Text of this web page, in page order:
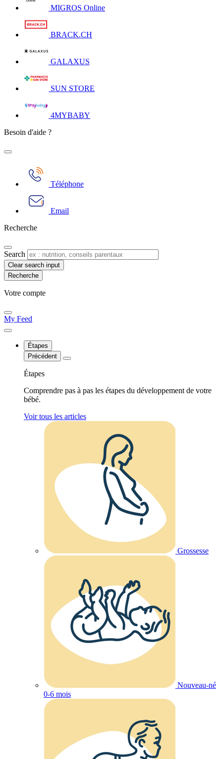
MIGROS Online
BRACK.CH
GALAXUS
SUN STORE
4MYBABY
Besoin d'aide ?
Téléphone
Email
Recherche
Search
Clear search input
Votre compte​
My Feed
Étapes
Précédent
Étapes
Comprendre pas à pas les étapes du développement de votre
bébé.
Voir tous les articles
Grossesse
Nouveau-né
0-6 mois